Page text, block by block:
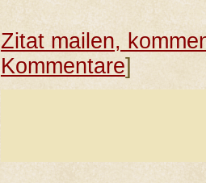
Zitat mailen,
Kommentare]